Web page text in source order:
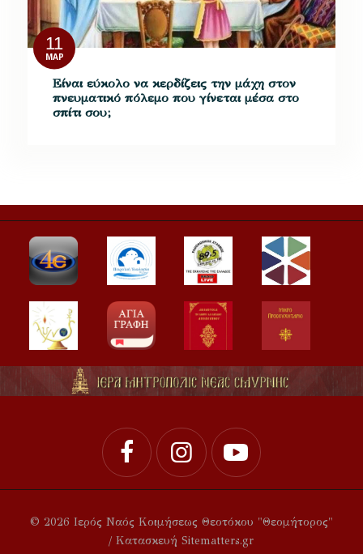
11
ΜΑΡ
Είναι εύκολο να κερδίζεις την μάχη στον
πνευματικό πόλεμο που γίνεται μέσα στο
σπίτι σου;
© 2026 Ιερός Ναός Κοιμήσεως Θεοτόκου "Θεομήτορος"
/ Κατασκευή Sitematters.gr